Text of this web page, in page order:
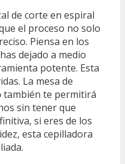
de corte en espiral
el proceso no solo
Piensa en los
dejado a medio
potente. Esta
La mesa de
también te permitirá
sin tener que
si eres de los
esta cepilladora